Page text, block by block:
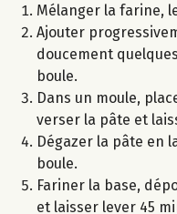
Mélanger la farine,
Ajouter
doucement
boule.
Dans un moule,
verser la pâte et
Dégazer la pâte en
boule.
Fariner la base,
et laisser lever 45